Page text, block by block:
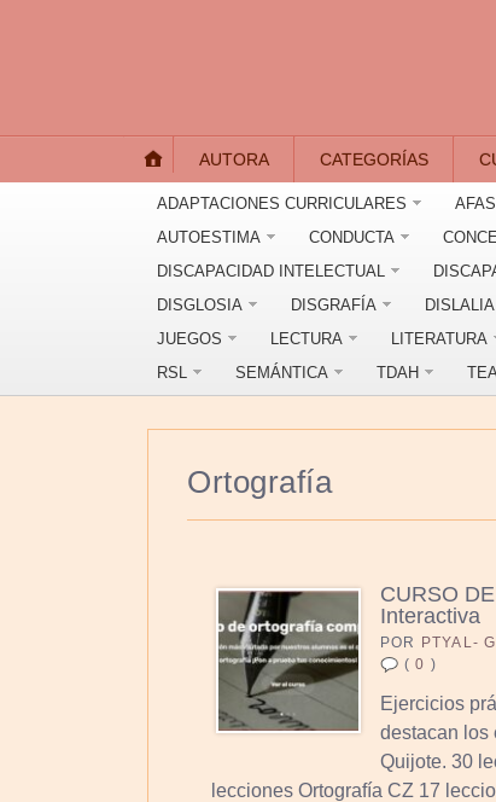
AUTORA CATEGORÍAS
ADAPTACIONES CURRICULARES
AUTOESTIMA
CONDUCTA
DISCAPACIDAD INTELECTUAL
DISGLOSIA
DISGRAFÍA DISLALIA
JUEGOS
LECTURA LITERATURA
RSL
SEMÁNTICA TDAH TEA
Ortografía
CURSO
Interactiva
POR PTYAL-
(0 )
Ejercicios
destacan los
Quijote. 30
lecciones Ortografía CZ 17